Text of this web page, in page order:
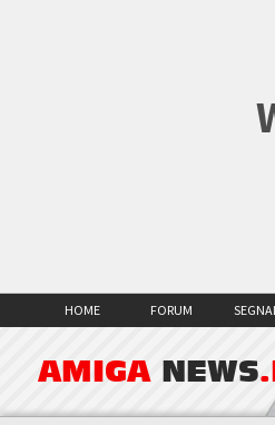
HOME FORUM
AMIGA NEWS